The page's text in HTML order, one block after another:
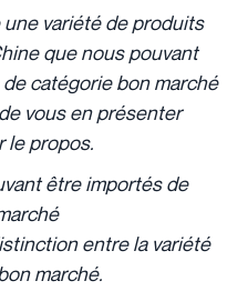
une variété de produits
que nous pouvant
catégorie bon marché
vous en présenter
le propos.
être importés de
entre la variété
marché.